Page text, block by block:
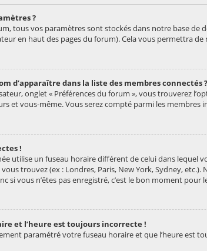
?
tous vos paramètres sont stockés dans notre base de
en haut des pages du forum). Cela vous permettra
d’apparaître dans la liste des membres connectés ?
onglet « Préférences du forum », vous trouverez
et vous-même. Vous serez compté parmi les membres
!
utilise un fuseau horaire différent de celui dans lequel
trouvez (ex : Londres, Paris, New York, Sydney,
si vous n’êtes pas enregistré, c’est le bon moment pour
et l’heure est toujours incorrecte !
paramétré votre fuseau horaire et que l’heure est